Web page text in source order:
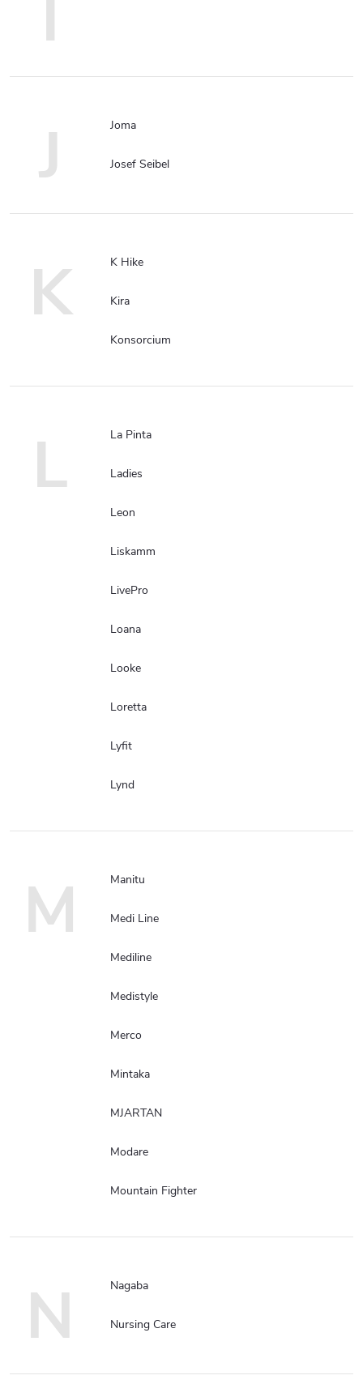
I
J
Joma
Josef Seibel
K K Hike
Kira
Konsorcium
L La Pinta
Ladies
Leon
Liskamm
LivePro
Loana
Looke
Loretta
Lyfit
Lynd
M Manitu
Medi Line
Mediline
Medistyle
Merco
Mintaka
MJARTAN
Modare
Mountain Fighter
N Nagaba
Nursing Care